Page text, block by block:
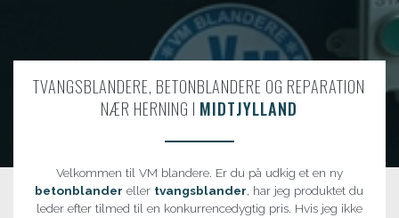
TVANGSBLANDERE, BETONBLANDERE OG REPARATION
NÆR HERNING I MIDTJYLLAND
Velkommen til VM blandere. Er du på udkig et en ny
betonblander eller tvangsblander, har jeg produktet du
leder efter tilmed til en konkurrencedygtig pris. Hvis jeg ikke